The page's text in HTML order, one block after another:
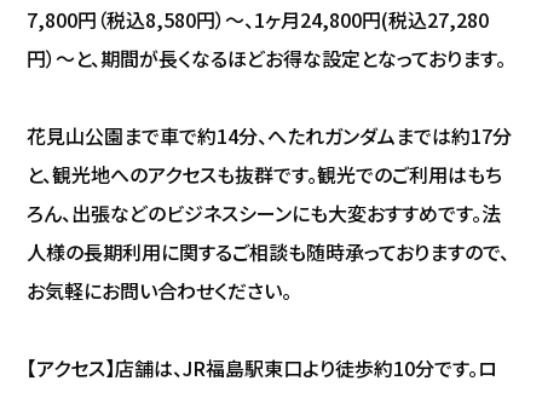
7,800円（税込8,580円）～、1ヶ月24,800円(税込27,280
円）〜と、期間が長くなるほどお得な設定となっております。
花見山公園まで車で約14分、へたれガンダムまでは約17分
と、観光地へのアクセスも抜群です。観光でのご利用はもち
ろん、出張などのビジネスシーンにも大変おすすめです。法
人様の長期利用に関するご相談も随時承っておりますので、
お気軽にお問い合わせください。
【アクセス】店舗は、JR福島駅東口より徒歩約10分です。ロ